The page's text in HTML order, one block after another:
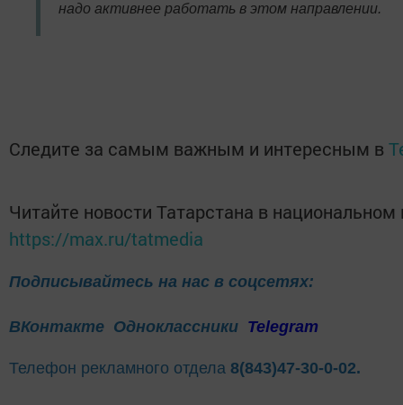
надо активнее работать в этом направлении.
Следите за самым важным и интересным в
Читайте новости Татарстана в
https://max.ru/tatmedia
Подписывайтесь на нас в соцсетях:
ВКонтакте Одноклассники Telegram
Телефон рекламного отдела 8(843)47-30-0-02.